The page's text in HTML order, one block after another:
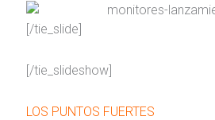
[/tie_slide]
[/tie_slideshow]
LOS PUNTOS FUERTES